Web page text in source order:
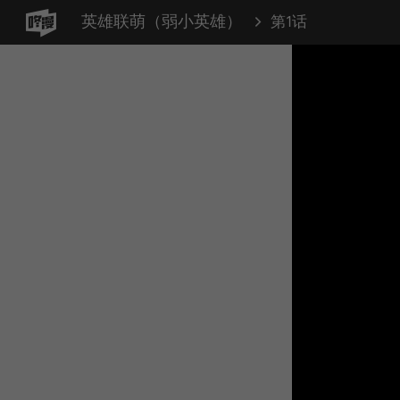
英雄联萌（弱小英雄） 第1话